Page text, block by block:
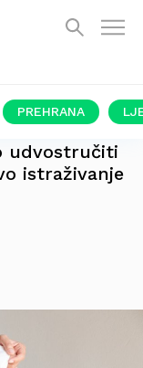
PREHRANA
udvostručiti
istraživanje